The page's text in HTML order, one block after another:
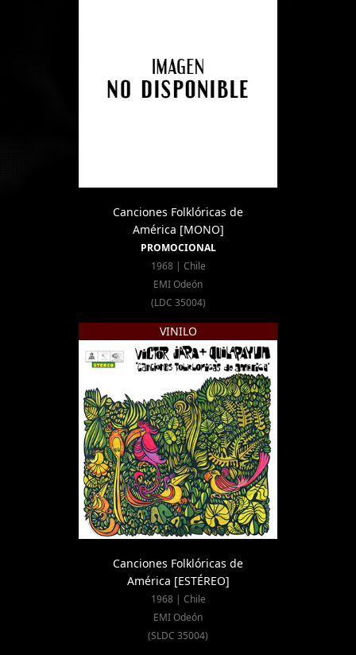
Canciones Folklóricas de
América [MONO]
PROMOCIONAL
1968 | Chile
EMI Odeón
(LDC 35004)
VINILO
Canciones Folklóricas de
América [ESTÉREO]
1968 | Chile
EMI Odeón
(SLDC 35004)